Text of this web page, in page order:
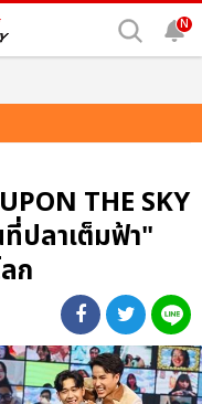
N
THE SKY
ปลาเต็มฟ้า"
ก